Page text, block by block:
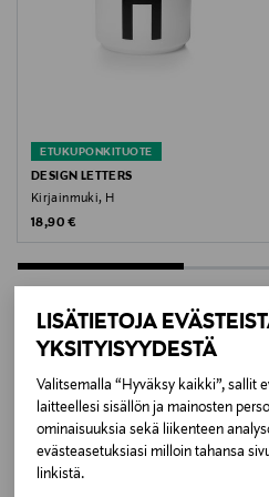
LISÄTIETOJA
YKSITYISYYDESTÄ
Valitsemalla “Hyväksy kaikki”, sallit
laitteellesi sisällön ja mainosten
ominaisuuksia sekä liikenteen
evästeasetuksiasi milloin tahansa
linkistä.
Valmistusmaa
5710498720186
Valmistaja
Valmistajan osoite
Nordre Fasanvej 113, 2, 2000
Digitaalinen osoite
info@designletters.dk
ETUKUPONKITUOTE
DESIGN LETTERS
Kirjainmuki, H
Original Price
18,90 €
LISÄÄ
TUOTTEITA